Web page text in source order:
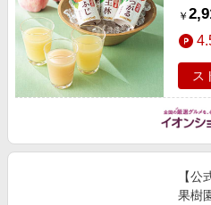
￥
ス
【
果樹